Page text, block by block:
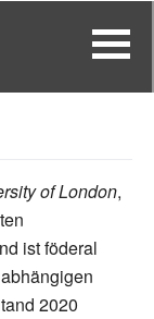
of London,
ist föderal
2020